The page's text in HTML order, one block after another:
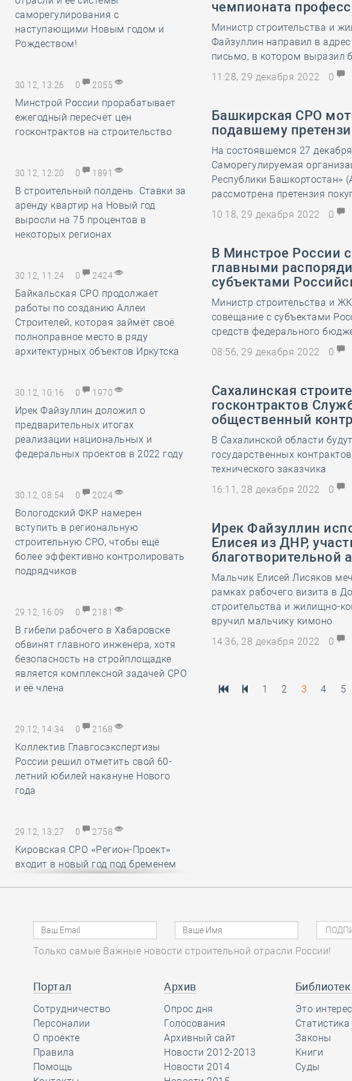
саморегулирования с
наступающими Новым годом и
Рождеством!
30.12, 13:26 0 2055
Минстрой России прорабатывает
ежегодный пересчёт цен
госконтрактов на строительство
30.12, 12:20 0 1891
В строительный полдень. Ставки за
аренду квартир на Новый год
выросли на 75 процентов в
некоторых регионах
30.12, 11:24 0 2424
Байкальская СРО продолжает
работы по созданию Аллеи
Строителей, которая займёт своё
полноправное место в ряду
архитектурных объектов Иркутска
30.12, 10:16 0 1970
Ирек Файзуллин доложил о
предварительных итогах
реализации национальных и
федеральных проектов в 2022 году
30.12, 08:54 0 2024
Вологодский ФКР намерен
вступить в региональную
строительную СРО, чтобы ещё
более эффективно контролировать
подрядчиков
29.12, 16:09 0 2181
В гибели рабочего в Хабаровске
обвинят главного инженера, хотя
безопасность на стройплощадке
является комплексной задачей СРО
и её члена
29.12, 14:34 0 2168
Коллектив Главгосэкспертизы
России решил отметить свой 60-
летний юбилей накануне Нового
года
29.12, 13:27 0 2758
Кировская СРО «Регион-Проект»
входит в новый год под бременем
29.12, 12:25 0 1718
В строительный полдень. Ввод
жилья в России впервые достиг
за год
29.12, 11:28 0
Ирек Файзуллин поблагодарил
Анвара Шамузафарова за участие
в подготовке и проведении II
чемпионата
Министр строительства и
Файзуллин направил в
письмо, в котором выразил
11:28, 29 декабря 2022
0
Башкирская СРО
подавшему
На состоявшемся 27
Саморегулируемая
Республики
рассмотрена претензия
10:18, 29 декабря 2022
0
В Минстрое России
главными
субъектами
Министр строительства и
совещание с субъектами
средств федерального
08:56, 29 декабря 2022
0
Сахалинская
госконтрактов
общественный
В Сахалинской области
государственных
технического заказчика.
16:11, 28 декабря 2022
0
Ирек Файзуллин
Елисея из ДНР,
благотворительной
Мальчик Елисей Лисяков
рамках рабочего визита в
строительства и жилищно-
вручил мальчику кимоно
14:36, 28 декабря 2022
0
1 2 3 4 5
Только самые Важные новости строительной отрасли России!
Портал
Сотрудничество
Персоналии
О проекте
Правила
Помощь
Архив
Опрос дня
Голосования
Архивный сайт
Новости 2012-2013
Новости 2014
Это
Статистика
Законы
Книги
Суды